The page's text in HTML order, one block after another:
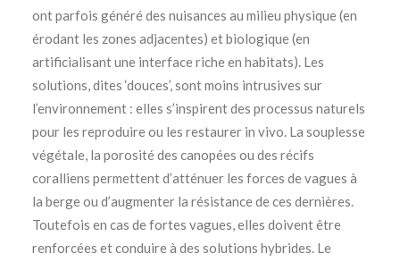
ont parfois généré des nuisances au milieu physique (en
érodant les zones adjacentes) et biologique (en
artificialisant une interface riche en habitats). Les
solutions, dites ‘douces’, sont moins intrusives sur
l’environnement : elles s’inspirent des processus naturels
pour les reproduire ou les restaurer in vivo. La souplesse
végétale, la porosité des canopées ou des récifs
coralliens permettent d’atténuer les forces de vagues à
la berge ou d’augmenter la résistance de ces dernières.
Toutefois en cas de fortes vagues, elles doivent être
renforcées et conduire à des solutions hybrides. Le